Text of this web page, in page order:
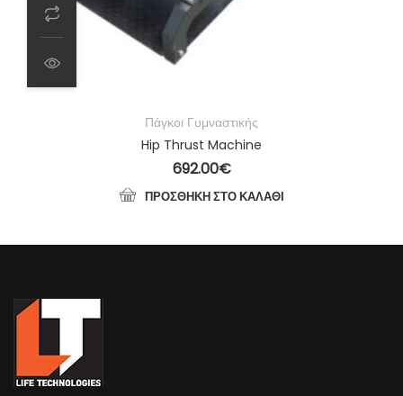
Πάγκοι Γυμναστικής
Hip Thrust Machine
692.00€
ΠΡΟΣΘΉΚΗ ΣΤΟ ΚΑΛΆΘΙ